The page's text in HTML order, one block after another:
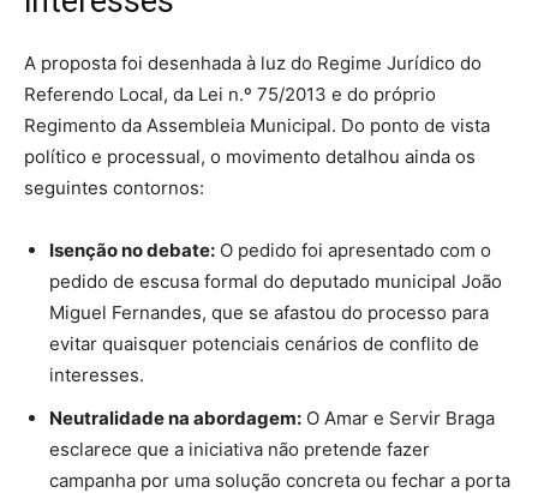
A proposta foi desenhada à luz do Regime Jurídico do
Referendo Local, da Lei n.º 75/2013 e do próprio
Regimento da Assembleia Municipal. Do ponto de vista
político e processual, o movimento detalhou ainda os
seguintes contornos:
Isenção no debate: O pedido foi apresentado com o
pedido de escusa formal do deputado municipal João
Miguel Fernandes, que se afastou do processo para
evitar quaisquer potenciais cenários de conflito de
interesses.
Neutralidade na abordagem: O Amar e Servir Braga
esclarece que a iniciativa não pretende fazer
campanha por uma solução concreta ou fechar a porta